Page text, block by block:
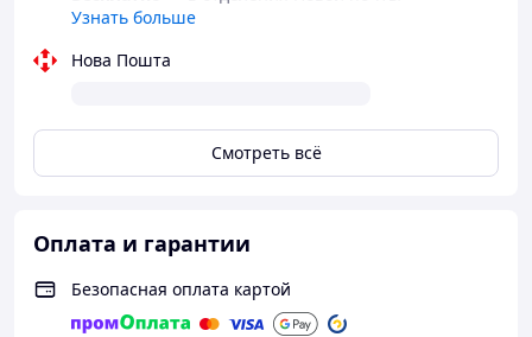
Узнать больше
Нова Пошта
Смотреть всё
Оплата и гарантии
Безопасная оплата картой